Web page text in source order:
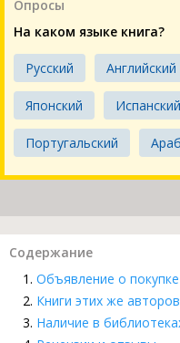
Опросы
На каком языке книга?
Русский Английский
Японский Испанский
Португальский
Содержание
Объявление о покупке
Книги этих же авторов
Наличие в